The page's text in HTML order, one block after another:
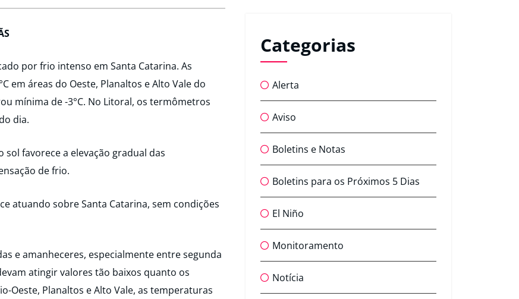
por frio intenso em Santa Catarina. As
em áreas do Oeste, Planaltos e Alto Vale do
mínima de -3°C. No Litoral, os termômetros
dia.
favorece a elevação gradual das
de frio.
atuando sobre Santa Catarina, sem condições
e amanheceres, especialmente entre segunda
atingir valores tão baixos quanto os
Oeste, Planaltos e Alto Vale, as temperaturas
Categorias
Alerta
Aviso
Boletins e Notas
Boletins para os Próximos 5 Dias
El Niño
Monitoramento
Notícia